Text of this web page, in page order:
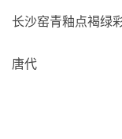
长沙窑青釉点褐绿
唐代